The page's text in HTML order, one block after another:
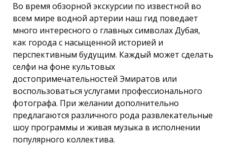
Во время обзорной экскурсии по известной во
всем мире водной артерии наш гид поведает
много интересного о главных символах Дубая,
как города с насыщенной историей и
перспективным будущим. Каждый может сделать
селфи на фоне культовых
достопримечательностей Эмиратов или
воспользоваться услугами профессионального
фотографа. При желании дополнительно
предлагаются различного рода развлекательные
шоу программы и живая музыка в исполнении
популярного коллектива.